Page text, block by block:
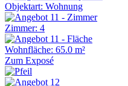
Objektart: Wohnung
Zimmer: 4
Wohnfläche: 65.0 m²
Zum Exposé